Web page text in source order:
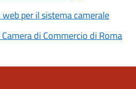
per il sistema camerale
di Commercio di Roma